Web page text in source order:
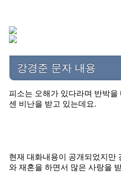
강경준 문자 내용
피소는 오해가 있다라며 반박
센 비난을 받고 있는데요.
현재 대화내용이 공개되었지만
와 재혼을 하면서 많은 사랑을